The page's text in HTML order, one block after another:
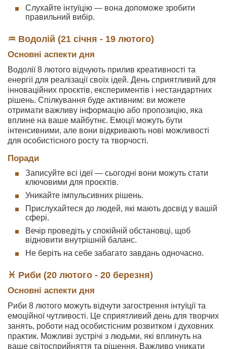
Слухайте інтуїцію — вона допоможе зробити
правильний вибір.
♒ Водолій (21 січня - 19 лютого)
Основні аспекти дня
Водолії 8 лютого відчують прилив креативності та
енергії для реалізації своїх ідей. День сприятливий для
інноваційних проєктів, експериментів і нестандартних
рішень. Спілкування буде активним: ви можете
отримати важливу інформацію або пропозицію, яка
вплине на ваше майбутнє. Емоції можуть бути
інтенсивними, але вони відкривають нові можливості
для особистісного росту та творчості.
Поради
Записуйте всі ідеї — сьогодні вони можуть стати
ключовими для проєктів.
Уникайте імпульсивних рішень.
Прислухайтеся до людей, які мають досвід у вашій
сфері.
Вечір проведіть у спокійній обстановці, щоб
відновити внутрішній баланс.
Не беріть на себе забагато завдань одночасно.
♓ Риби (20 лютого - 20 березня)
Основні аспекти дня
Риби 8 лютого можуть відчути загострення інтуїції та
емоційної чутливості. Це сприятливий день для творчих
занять, роботи над особистісним розвитком і духовних
практик. Можливі зустрічі з людьми, які вплинуть на
ваше світосприйняття та рішення. Важливо уникати